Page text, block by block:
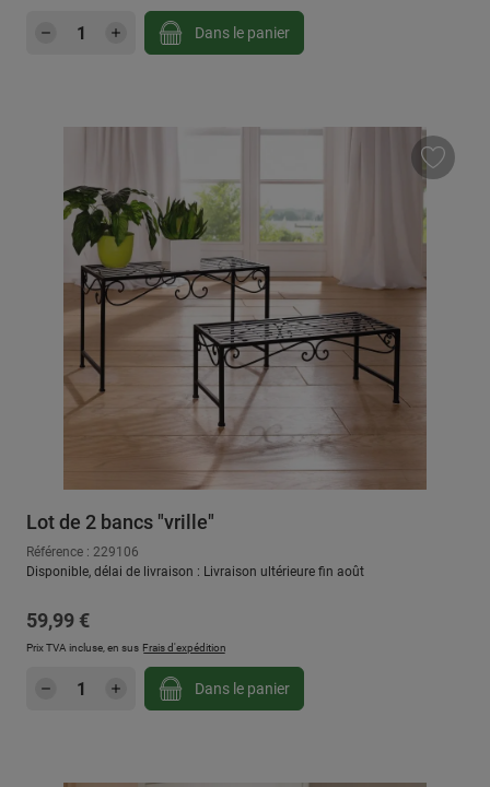
Quantité de produit : Entrez la quantité
Dans le panier
Lot de 2 bancs "vrille"
Référence : 229106
Disponible, délai de livraison : Livraison ultérieure fin août
Prix régulier :
59,99 €
Prix TVA incluse, en sus Frais d'expédition
Quantité de produit : Entrez la quantité
Dans le panier